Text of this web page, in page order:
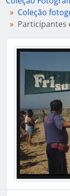
Coleção
Participantes